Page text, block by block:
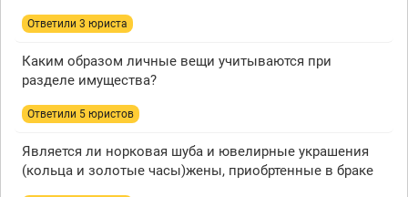
Ответили 3 юристa
Каким образом личные вещи учитываются при
разделе имущества?
Ответили 5 юристов
Является ли норковая шуба и ювелирные украшения
(кольца и золотые часы)жены, приобртенные в браке